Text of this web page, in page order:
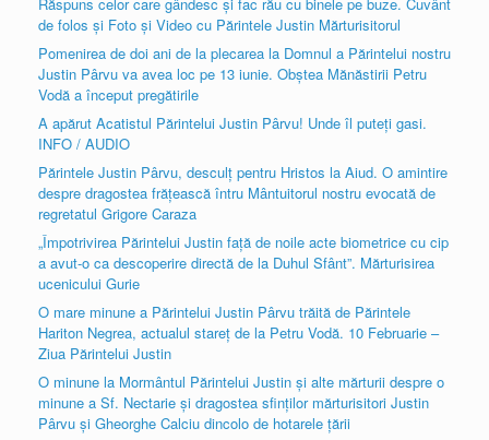
de folos şi Foto şi Video cu Părintele Justin Mărturisitorul
Pomenirea de doi ani de la plecarea la Domnul a Părintelui nostru
Justin Pârvu va avea loc pe 13 iunie. Obştea Mănăstirii Petru
Vodă a început pregătirile
A apărut Acatistul Părintelui Justin Pârvu! Unde îl puteţi gasi.
INFO / AUDIO
Părintele Justin Pârvu, desculţ pentru Hristos la Aiud. O amintire
despre dragostea frăţească întru Mântuitorul nostru evocată de
regretatul Grigore Caraza
„Împotrivirea Părintelui Justin faţă de noile acte biometrice cu cip
a avut-o ca descoperire directă de la Duhul Sfânt”. Mărturisirea
ucenicului Gurie
O mare minune a Părintelui Justin Pârvu trăită de Părintele
Hariton Negrea, actualul stareţ de la Petru Vodă. 10 Februarie –
Ziua Părintelui Justin
O minune la Mormântul Părintelui Justin şi alte mărturii despre o
minune a Sf. Nectarie şi dragostea sfinţilor mărturisitori Justin
Pârvu şi Gheorghe Calciu dincolo de hotarele ţării